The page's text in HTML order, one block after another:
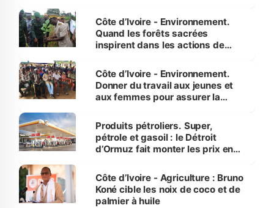
Côte d’Ivoire - Environnement.
Quand les forêts sacrées
inspirent dans les actions de
Côte d’Ivoire - Environnement.
Donner du travail aux jeunes et
aux femmes pour assurer la
menacées
Produits pétroliers. Super,
pétrole et gasoil : le Détroit
d’Ormuz fait monter les prix en
Côte d’Ivoire - Agriculture : Bruno
Koné cible les noix de coco et de
palmier à huile